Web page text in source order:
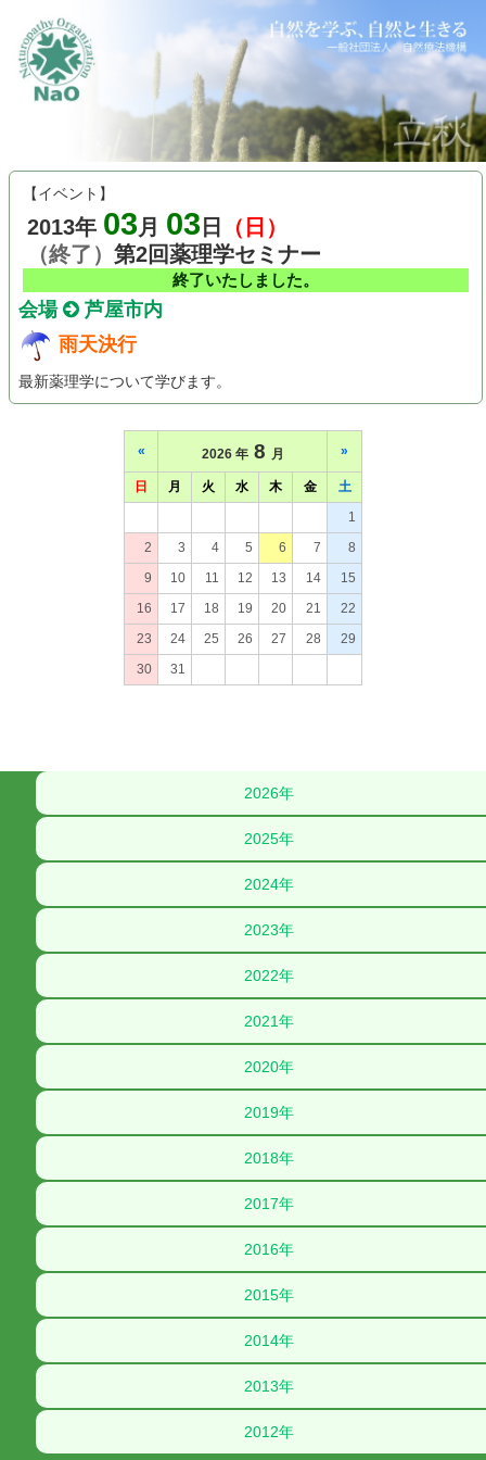
【イベント】
2013年 03 月 03 日
（日）
（終了） 第2回薬理学セミナー
終了いたしました。
会場
芦屋市内
雨天決行
最新薬理学について学びます。
2026年
2025年
2024年
2023年
2022年
2021年
2020年
2019年
2018年
2017年
2016年
2015年
2014年
2013年
2012年